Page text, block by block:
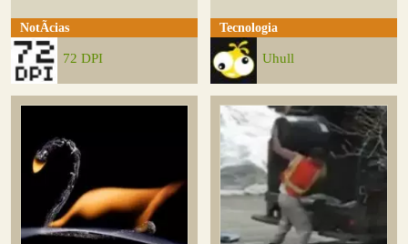
NotÃ­cias
72 DPI
Tecnologia
Uhull